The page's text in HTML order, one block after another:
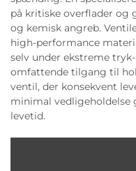
på kritiske overflader og
og kemisk angreb.
high-performance
selv under ekstreme
omfattende tilgang til
ventil, der konsekvent
minimal
levetid.